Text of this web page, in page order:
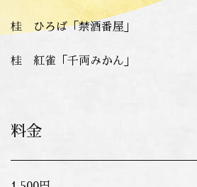
桂 ひろば「禁酒番屋」
桂 紅雀「千両みかん」
料金